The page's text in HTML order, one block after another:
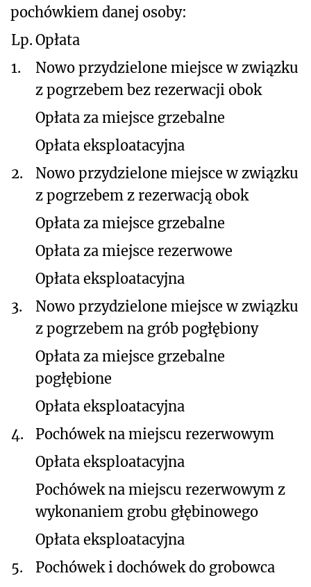
pochówkiem danej osoby:
Lp. Opłata
1.
Nowo przydzielone miejsce w związku
z pogrzebem bez rezerwacji obok
Opłata za miejsce grzebalne
Opłata eksploatacyjna
2.
Nowo przydzielone miejsce w związku
z pogrzebem z rezerwacją obok
Opłata za miejsce grzebalne
Opłata za miejsce rezerwowe
Opłata eksploatacyjna
3.
Nowo przydzielone miejsce w związku
z pogrzebem na grób pogłębiony
Opłata za miejsce grzebalne
pogłębione
Opłata eksploatacyjna
4.
Pochówek na miejscu rezerwowym
Opłata eksploatacyjna
Pochówek na miejscu rezerwowym z
wykonaniem grobu głębinowego
Opłata eksploatacyjna
5.
Pochówek i dochówek do grobowca